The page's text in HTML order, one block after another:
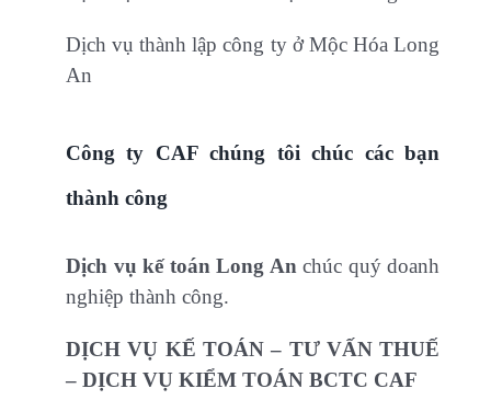
Dịch vụ thành lập công ty ở Mộc Hóa Long
An
Công ty CAF chúng tôi chúc các bạn
thành công
Dịch vụ kế toán Long Anchúc quý doanh
nghiệp thành công.
DỊCH VỤ KẾ TOÁN – TƯ VẤN THUẾ
– DỊCH VỤ KIỂM TOÁN BCTC CAF